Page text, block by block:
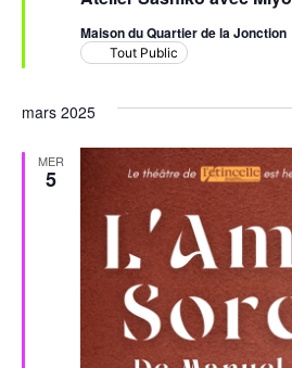
Maison du Quartier de la Jonction
Tout Public
mars 2025
MER
5